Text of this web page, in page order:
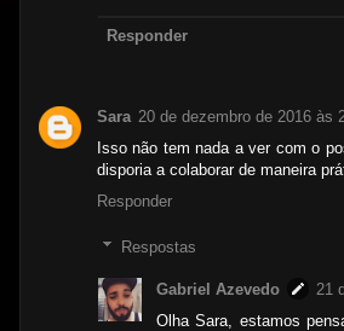
Responder
Sara 20 de dezembro de 2016 às
Isso não tem nada a ver com o
disporia a colaborar de maneira
Responder
Respostas
Gabriel Azevedo
21
Olha Sara, estamos